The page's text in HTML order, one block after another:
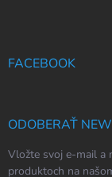
FACEBOOK
ODOBERAŤ
Vložte svoj e-mail a
produktoch na